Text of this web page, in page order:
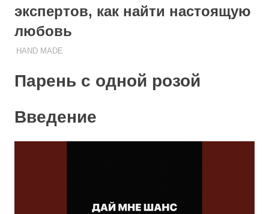
экспертов, как найти настоящую
любовь
29.10.2023
ПОДАРЧЕК
HAND MADE
Парень с одной розой
Введение